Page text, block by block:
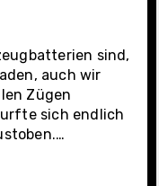
sind,
auch wir
Zügen
sich endlich